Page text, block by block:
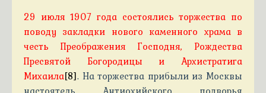
29 июля 1907 года состоялись торжества по
поводу закладки нового каменного храма в
честь Преображения Господня, Рождества
Пресвятой Богородицы и Архистратига
Михаила[8]. На торжества прибыли из Москвы